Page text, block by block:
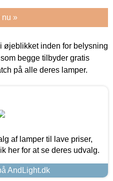
nu »
inden for belysning
som begge tilbyder gratis
på alle deres lamper.
af lamper til lave priser,
her for at se deres udvalg.
AndLight.dk